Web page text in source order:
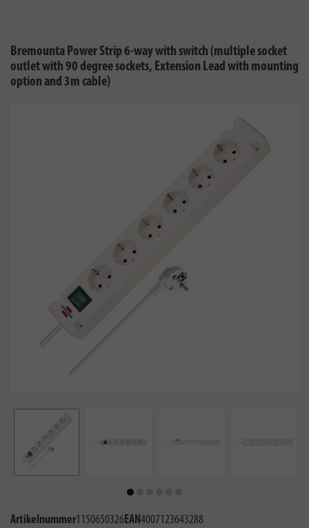
Bremounta Power Strip 6-way with switch (multiple socket
outlet with 90 degree sockets, Extension Lead with mounting
option and 3m cable)
Artikelnummer1150650326EAN4007123643288